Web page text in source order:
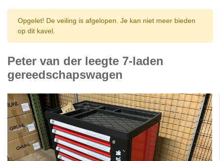
Opgelet! De veiling is afgelopen. Je kan niet meer bieden
op dit kavel.
Peter van der leegte 7-laden
gereedschapswagen